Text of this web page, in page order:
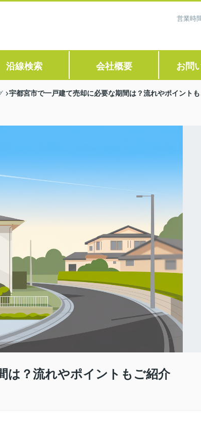
営業時
沿線検索 会社概要 お問
宇都宮市で一戸建て売却に必要な期間は？流れやポイント
は？流れやポイントもご紹介